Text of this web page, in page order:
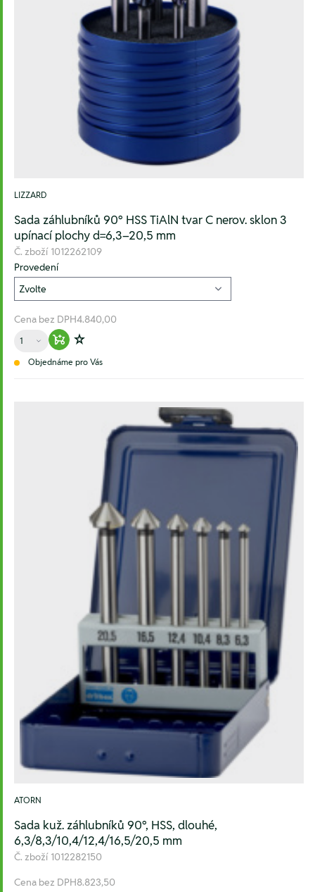
LIZZARD
Sada záhlubníků 90° HSS TiAlN tvar C nerov. sklon 3
upínací plochy d=6,3–20,5 mm
Č. zboží 1012262109
Provedení
Cena bez DPH4.840,00
Množství
Warenkorb hinzufügen
Zur Wunschliste hinzufügen
Objednáme pro Vás
ATORN
Sada kuž. záhlubníků 90°, HSS, dlouhé,
6,3/8,3/10,4/12,4/16,5/20,5 mm
Č. zboží 1012282150
Cena bez DPH8.823,50